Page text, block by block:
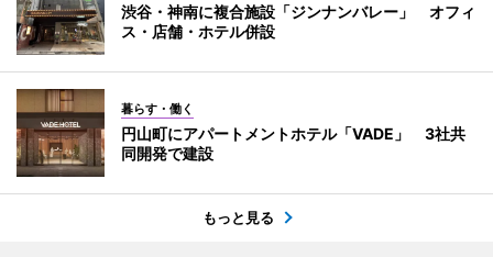
渋谷・神南に複合施設「ジンナンバレー」 オフィ
ス・店舗・ホテル併設
暮らす・働く
円山町にアパートメントホテル「VADE」 3社共
同開発で建設
もっと見る